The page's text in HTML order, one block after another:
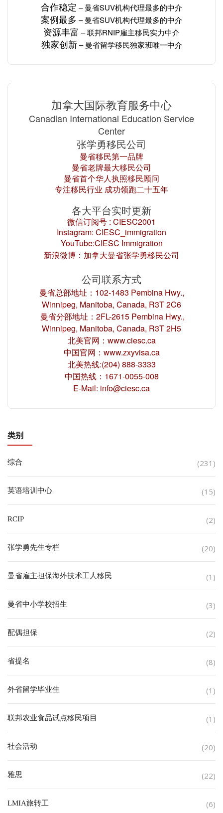
合作稳定 – 曼省SUV机构代理最多的中介
案例最多 – 曼省SUV机构代理最多的中介
资源丰富 – 联邦RNIP雇主移民实力中介
独家创新– 曼省留学移民独家班唯一中介
加拿大国际教育服务中心
Canadian International Education Service
Center
张学勇移民公司
曼省移民第一品牌
曼省老牌最大移民公司
曼省首个华人执照移民顾问
专注移民行业 成功领跑二十五年
各大平台实时更新
微信订阅号 : CIESC2001
Instagram: CIESC_immigration
YouTube:CIESC Immigration
新浪微博：加拿大曼省张学勇移民公司
公司联系方式
曼省总部地址：102-1483 Pembina Hwy.,
Winnipeg, Manitoba, Canada, R3T 2C6
曼省分部地址：2FL-2615 Pembina Hwy.,
Winnipeg, Manitoba, Canada, R3T 2H5
北美官网：www.ciesc.ca
中国官网：www.zxyvisa.ca
北美热线:(204) 888-3333
中国热线：1671-0055-008
E-Mail: info@ciesc.ca
类别
综合 (231)
英语培训中心 (15)
RCIP (2)
张学勇先生专栏 (20)
曼省雇主担保海外技术工人移民 (1)
曼省中小学校招生 (3)
配偶担保 (2)
省提名 (8)
外省留学毕业生 (1)
联邦农业食品试点移民项目 (1)
社会活动 (20)
雅思 (22)
LMIA旅转工 (6)